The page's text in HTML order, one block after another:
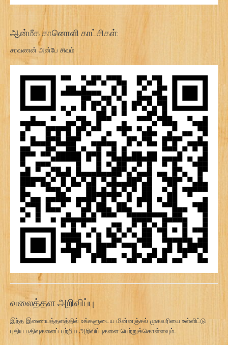
ஆன்மீக கானொளி காட்சிகள்:
சரவணன் அன்பே சிவம்
வலைத்தள அறிவிப்பு
இந்த இணையத்தளத்தில் உங்களுடைய மின்னஞ்சல் முகவரியை உள்ளிட்டு
புதிய பதிவுகளைப் பற்றிய அறிவிப்புகளை பெற்றுக்கொள்ளவும்.